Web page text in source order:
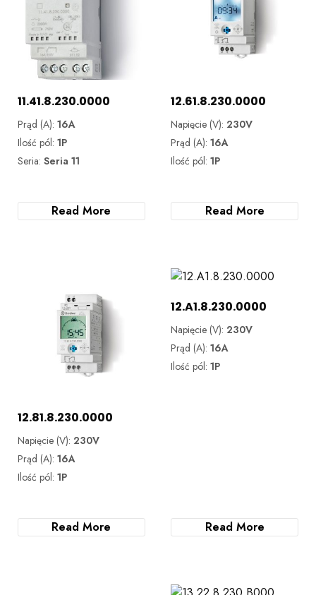
11.41.8.230.0000
Prąd (A): 16A
Ilość pól: 1P
Seria: Seria 11
Read More
12.61.8.230.0000
Napięcie (V): 230V
Prąd (A):16A
Ilość pól:1P
Read More
12.81.8.230.0000
Napięcie (V): 230V
Prąd (A): 16A
Ilość pól: 1P
Read More
12.A1.8.230.0000
Napięcie (V): 230V
Prąd (A):16A
Ilość pól:1P
Read More